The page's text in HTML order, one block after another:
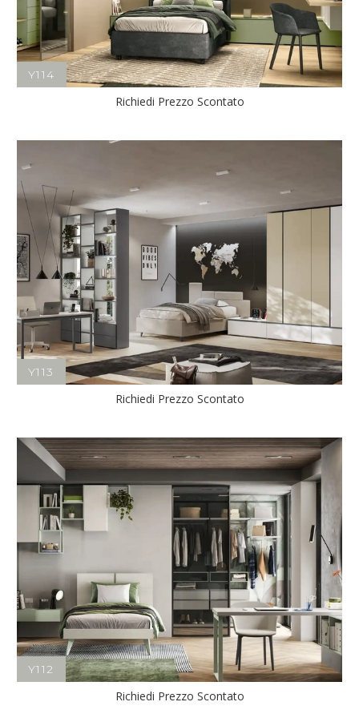
Y114
Richiedi Prezzo Scontato
Y113
Richiedi Prezzo Scontato
Y112
Richiedi Prezzo Scontato